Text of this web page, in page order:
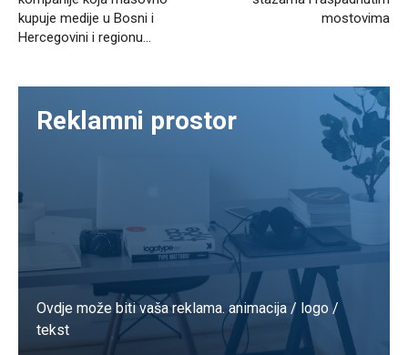
kupuje medije u Bosni i
Hercegovini i regionu…
mostovima
Reklamni prostor
Ovdje može biti vaša reklama. animacija / logo /
tekst